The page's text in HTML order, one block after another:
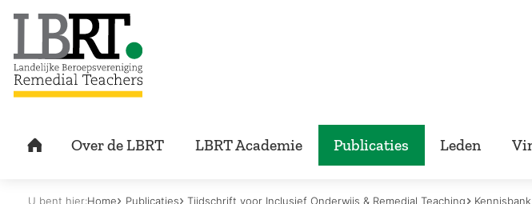
U bent hier:Home Publicaties Tijdschrift voor Inclusief Onderwijs & Remedial Teaching Kennisbank